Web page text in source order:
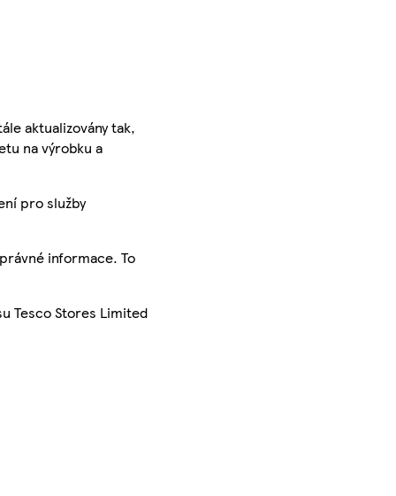
aktualizovány tak,
na výrobku a
pro služby
informace. To
Tesco Stores Limited